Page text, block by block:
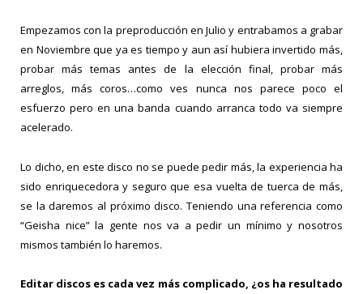
Empezamos con la preproducción en Julio y entrabamos a grabar
en Noviembre que ya es tiempo y aun así hubiera invertido más,
probar más temas antes de la elección final, probar más
arreglos, más coros…como ves nunca nos parece poco el
esfuerzo pero en una banda cuando arranca todo va siempre
acelerado.
Lo dicho, en este disco no se puede pedir más, la experiencia ha
sido enriquecedora y seguro que esa vuelta de tuerca de más,
se la daremos al próximo disco. Teniendo una referencia como
“Geisha nice” la gente nos va a pedir un mínimo y nosotros
mismos también lo haremos.
Editar discos es cada vez más complicado, ¿os ha resultado